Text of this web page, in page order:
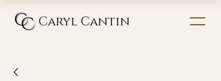
Caryl Cantin